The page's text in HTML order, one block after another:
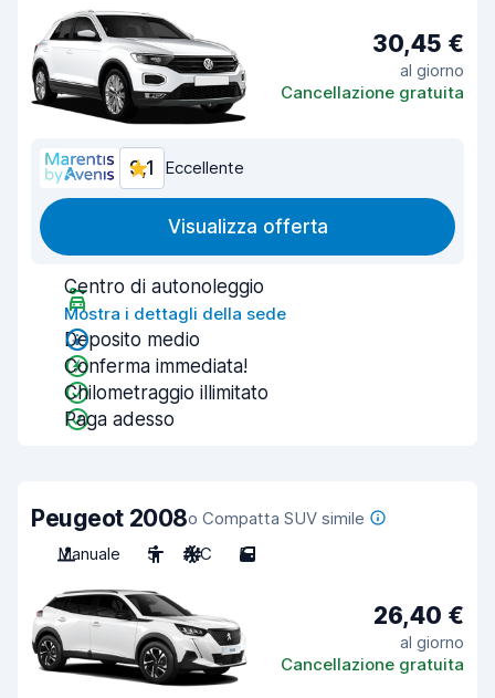
30,45 €
al giorno
Cancellazione gratuita
9,1 Eccellente
Visualizza offerta
Centro di autonoleggio
Mostra i dettagli della sede
Deposito medio
Conferma immediata!
Chilometraggio illimitato
Paga adesso
Peugeot 2008o Compatta SUV simile
Manuale
5 A/C 5
26,40 €
al giorno
Cancellazione gratuita